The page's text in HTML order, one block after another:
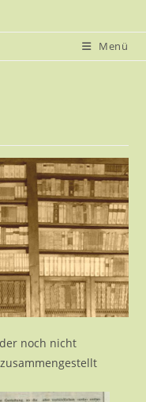
Menü
noch nicht